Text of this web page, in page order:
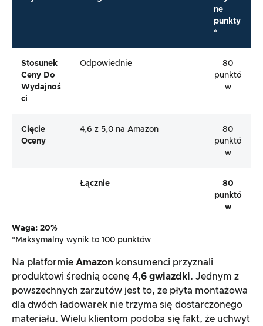
ne
punkty
*
Stosunek
Ceny Do
Wydajnoś
Ci
Odpowiednie
80
punktó
w
Cięcie
Oceny
4,6 z 5,0 na Amazon
80
punktó
w
Łącznie
80
punktó
w
Waga: 20%
*Maksymalny wynik to 100 punktów
Na platformie Amazon konsumenci przyznali
produktowi średnią ocenę 4,6 gwiazdki. Jednym z
powszechnych zarzutów jest to, że płyta montażowa
dla dwóch ładowarek nie trzyma się dostarczonego
materiału. Wielu klientom podoba się fakt, że uchwyt